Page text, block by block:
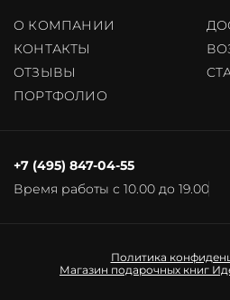
О КОМПАНИИ
КОНТАКТЫ
ОТЗЫВЫ
ПОРТФОЛИО
Время работы с 10.00 до 19.00
+7 (495) 847-04-55
Политика
Магазин подарочных книг